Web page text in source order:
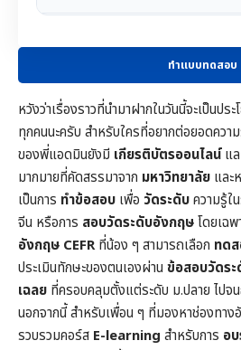
ทำแบบทดสอบ
หวังว่าเรื่องราวที่นำมาฝากในวันนี้จะเป็นป
ทุกคนนะครับ สำหรับใครที่อยากต่อยอดควา
ของพี่แอดมินยังมี เกียรติบัตรออนไลน์แล
มากมายที่คัดสรรมาจาก มหาวิทยาลัย และ
เป็นการ ทำข้อสอบ เพื่อ วัดระดับความรู้ใ
จีน หรือการ สอบวัดระดับอังกฤษโดยเฉพ
อังกฤษ CEFRที่น้อง ๆ สามารถเลือก ทดส
ประเมินทักษะของตนเองผ่าน ข้อสอบวัดร
เฉลย ที่ครอบคลุมตั้งแต่ระดับ ม.ปลาย ไปจ
นอกจากนี้ สำหรับเพื่อน ๆ ที่มองหาช่องทาง
รวบรวมคอร์ส E-learning สำหรับการ อ